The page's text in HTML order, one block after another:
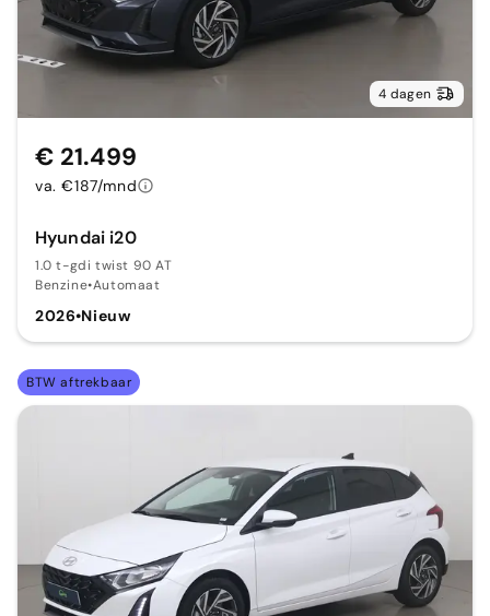
4 dagen
Hyundai i20
1.0 t-gdi twist 90 AT
Benzine•Automaat
2026•Nieuw
€ 21.499
va. €187/mnd
BTW aftrekbaar